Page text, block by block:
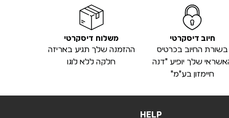
חיוב דיסקרטי
בשורת החיוב בכרטיס
שלך יופיע "דנה
חיימזון בע"מ"
משלוח דיסקרטי
ההזמנה שלך תגיע באריזה
חלקה ללא לוגו
HELP